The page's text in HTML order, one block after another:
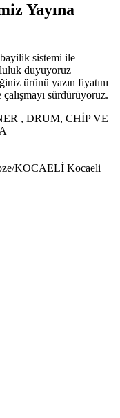
Yayına
sistemi ile
duyuyoruz
ürünü yazın fiyatını
sürdürüyoruz.
KOCAELİ Kocaeli